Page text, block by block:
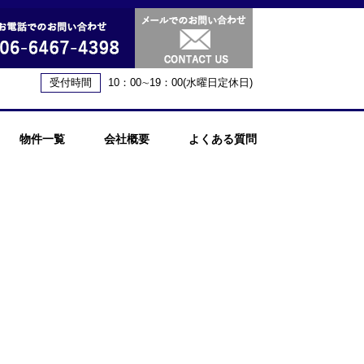
受付時間 10：00∼19：00(水曜日定休日)
物件一覧 会社概要 よくある質問